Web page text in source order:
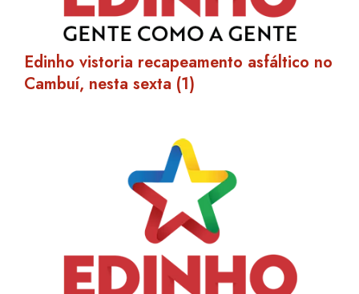
Edinho vistoria recapeamento asfáltico no
Cambuí, nesta sexta (1)